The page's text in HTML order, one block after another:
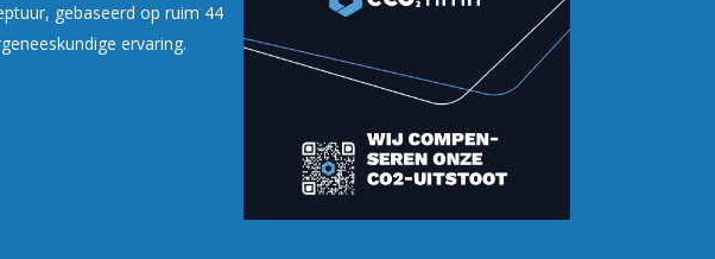
gebaseerd op ruim 44
ervaring.